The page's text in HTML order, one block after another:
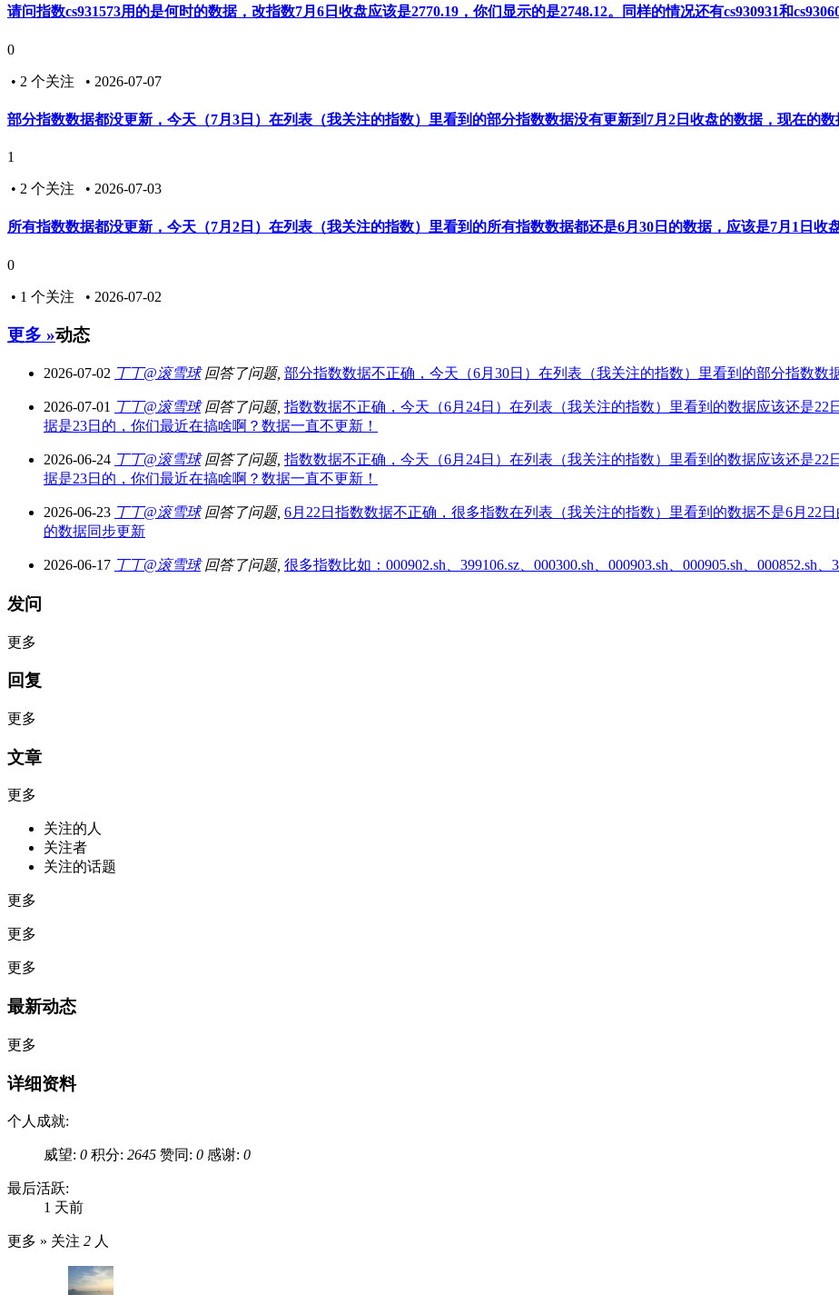
请问指数cs931573用的是何时的数据，改指数7月6日收盘应该是2770.19，你们显示的是2748.12。同样的情况还有cs930931和
0
• 2 个关注 • 2026-07-07
部分指数数据都没更新，今天（7月3日）在列表（我关注的指数）里看到的部分指数数据没有更新到7月2日收盘的数据，现在的
1
• 2 个关注 • 2026-07-03
所有指数数据都没更新，今天（7月2日）在列表（我关注的指数）里看到的所有指数数据都还是6月30日的数据，应该是7月1日收
0
• 1 个关注 • 2026-07-02
更多 »动态
2026-07-02 丁丁@滚雪球回答了问题, 部分指数数据不正确，今天（6月30日）在列表（我关注的指数）里看到的部分指数数
2026-07-01 丁丁@滚雪球回答了问题, 指数数据不正确，今天（6月24日）在列表（我关注的指数）里看到的数据应该还是
据是23日的，你们最近在搞啥啊？数据一直不更新！
2026-06-24 丁丁@滚雪球回答了问题, 指数数据不正确，今天（6月24日）在列表（我关注的指数）里看到的数据应该还是
据是23日的，你们最近在搞啥啊？数据一直不更新！
2026-06-23 丁丁@滚雪球回答了问题, 6月22日指数数据不正确，很多指数在列表（我关注的指数）里看到的数据不是6月22
的数据同步更新
2026-06-17 丁丁@滚雪球回答了问题, 很多指数比如：000902.sh、399106.sz、000300.sh、000903.sh、000905.sh、000852.sh
发问
更多
回复
更多
文章
更多
关注的人
关注者
关注的话题
更多
更多
更多
最新动态
更多
详细资料
个人成就:
威望: 0 积分: 2645 赞同: 0 感谢: 0
最后活跃:
1 天前
更多 » 关注 2 人